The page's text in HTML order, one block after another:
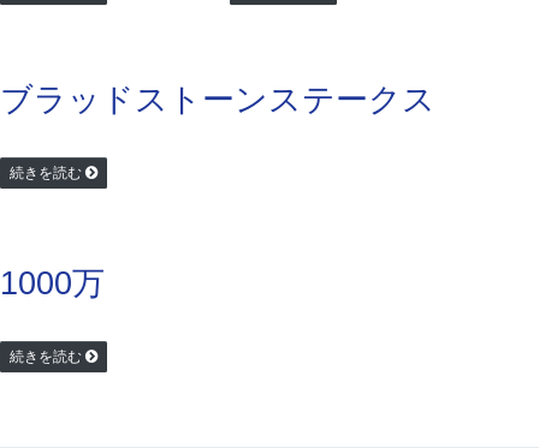
ブラッドストーンステークス
続きを読む
1000万
続きを読む